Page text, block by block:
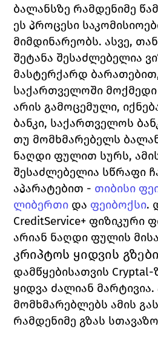
ბალანსზე რამდენიმე
ეს პროცესი
მიმდინარეობს. ასვე,
შეტანა შესაძლებელია
მასტერქარდ
საქართველოში მოქმედი
არის გამოცემული,
ბანკი, საქართველოს
თუ მომხმარებელს
ნაღდი ფულით სურს,
შესაძლებელია სწრაფი
აპარატებით - თიბისი
ლიბერთი და ფეიბოქსი.
CreditService+ ფიზიკური
არიან ნაღდი ფულის
კრიპტოს ყიდვის
დამწყებისათვის Cryptal-
ყიდვა ძალიან
მომხმარებლებს ამის
რამდენიმე გზას